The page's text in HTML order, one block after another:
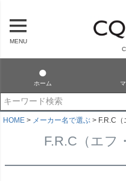
MENU
ホーム
HOME メーカー名で選ぶ F.R.C（
F.R.C（エフ